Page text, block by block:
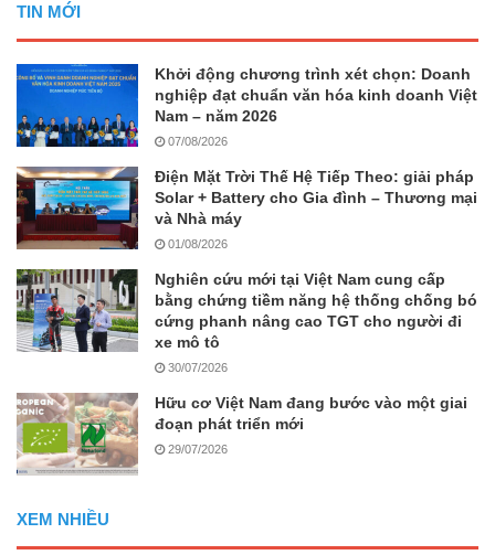
TIN MỚI
Khởi động chương trình xét chọn: Doanh
nghiệp đạt chuẩn văn hóa kinh doanh Việt
Nam – năm 2026
07/08/2026
Điện Mặt Trời Thế Hệ Tiếp Theo: giải pháp
Solar + Battery cho Gia đình – Thương mại
và Nhà máy
01/08/2026
Nghiên cứu mới tại Việt Nam cung cấp
bằng chứng tiềm năng hệ thống chống bó
cứng phanh nâng cao TGT cho người đi
xe mô tô
30/07/2026
Hữu cơ Việt Nam đang bước vào một giai
đoạn phát triển mới
29/07/2026
XEM NHIỀU